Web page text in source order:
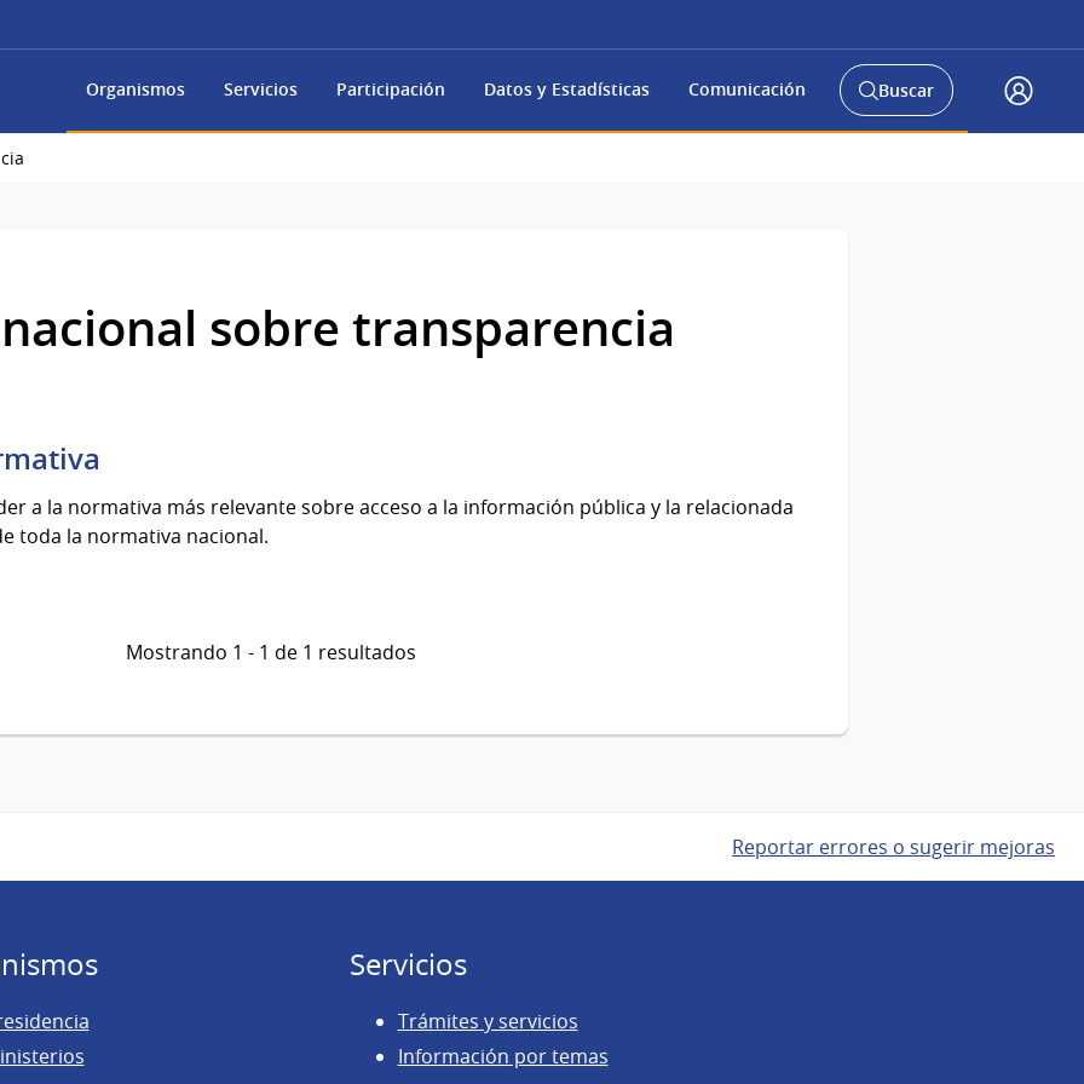
Organismos Servicios Participación Datos y Estadísticas Comunicación
Abrir
buscador
Buscar
a
sobre transparencia
a la normativa más relevante sobre acceso a la información pública y la relacionada
toda la normativa nacional.
Mostrando 1 - 1 de 1 resultados
Reportar errores o sugerir mejoras
Servicios
Trámites y servicios
Información por temas